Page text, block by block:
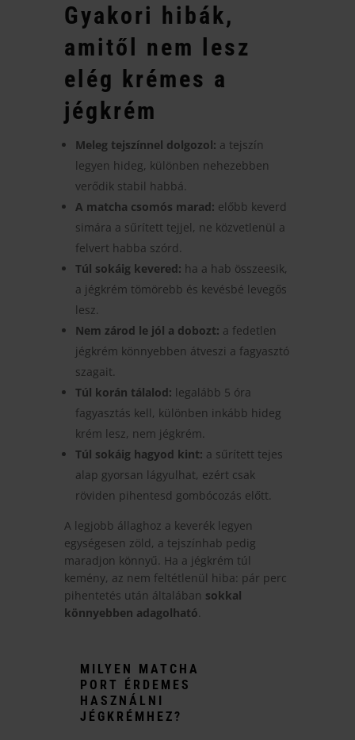
Gyakori hibák,
amitől nem lesz
elég krémes a
jégkrém
Meleg tejszínnel dolgozol: a tejszín
legyen hideg, különben nehezebben
verődik stabil habbá.
A matcha csomós marad: előbb keverd
simára a sűrített tejjel, ne közvetlenül a
felvert habba szórd.
Túl sokáig kevered: ha a hab összeesik,
a jégkrém tömörebb és kevésbé levegős
lesz.
Nem zárod le jól a dobozt: a fedetlen
jégkrém könnyebben átveszi a fagyasztó
szagait.
Túl korán tálalod: legalább 5 óra
fagyasztás kell, különben inkább hideg
krém lesz, nem jégkrém.
Túl sokáig hagyod kint: a sűrített tejes
alap gyorsan lágyulhat, ezért csak
röviden pihentesd gombócozás előtt.
A legjobb állaghoz a keverék legyen
egységesen zöld, a tejszínhab pedig
maradjon könnyű. Ha a jégkrém túl
kemény, az nem feltétlenül hiba: pár perc
pihentetés után általában sokkal
könnyebben adagolható
MILYEN MATCHA
PORT ÉRDEMES
HASZNÁLNI
JÉGKRÉMHEZ?